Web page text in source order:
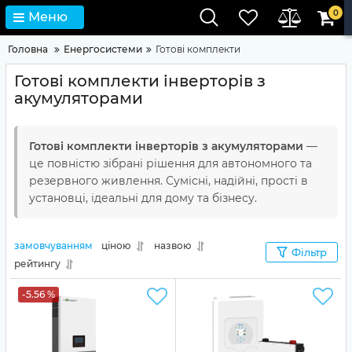
Меню 0
Головна Енергосистеми Готові комплекти
Готові комплекти інверторів з
акумуляторами
Готові комплекти інверторів з акумуляторами —
це повністю зібрані рішення для автономного та
резервного живлення. Сумісні, надійні, прості в
установці, ідеальні для дому та бізнесу.
замовчуванням ціною
назвою
рейтингу
Фільтр
-5.56 %